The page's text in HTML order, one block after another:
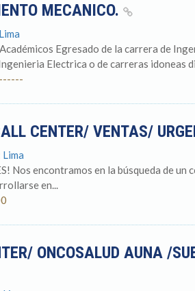
MECANICO.
Egresado de la carrera de
Electrica o de carreras idoneas
CENTER/ VENTAS/
Nos encontramos en la búsqueda de
en...
ONCOSALUD AUNA /